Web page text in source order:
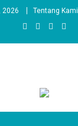
2026 Tentang Kami